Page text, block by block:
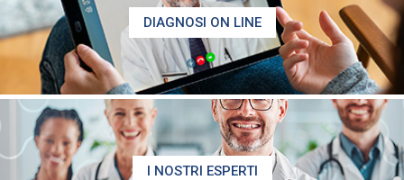
DIAGNOSI ON LINE
I NOSTRI ESPERTI